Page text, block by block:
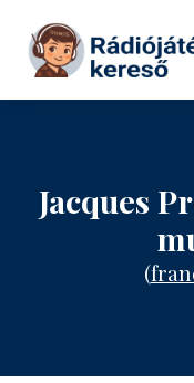
Tovább a tartalomhoz
Jacques
(